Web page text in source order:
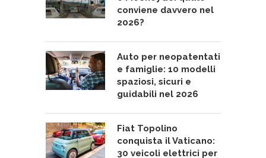
conviene davvero nel
2026?
Auto per neopatentati
e famiglie: 10 modelli
spaziosi, sicuri e
guidabili nel 2026
Fiat Topolino
conquista il Vaticano:
30 veicoli elettrici per